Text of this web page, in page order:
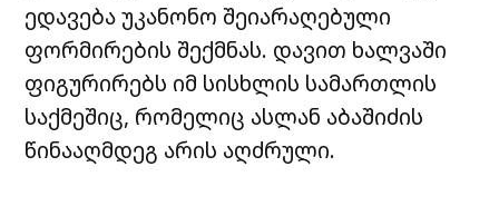
ედავება უკანონო შეიარაღებული
ფორმირების შექმნას. დავით ხალვაში
ფიგურირებს იმ სისხლის სამართლის
საქმეშიც, რომელიც ასლან აბაშიძის
წინააღმდეგ არის აღძრული.